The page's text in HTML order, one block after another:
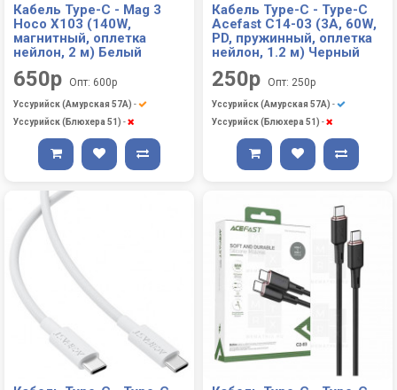
Кабель Type-C - Mag 3
Hoco X103 (140W,
магнитный, оплетка
нейлон, 2 м) Белый
650р Опт: 600р
Уссурийск (Амурская 57А) -
Уссурийск (Блюхера 51) -
Кабель Type-C - Type-C
Acefast C14-03 (3A, 60W,
PD, пружинный, оплетка
нейлон, 1.2 м) Черный
250р Опт: 250р
Уссурийск (Амурская 57А) -
Уссурийск (Блюхера 51) -